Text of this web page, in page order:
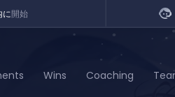
に開始
Wins Coaching